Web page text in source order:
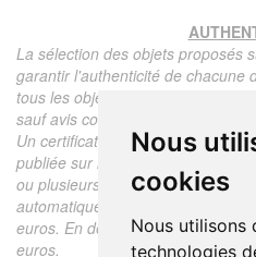
Nous
cookies
Nous utilisons
technologies
La sélection des objets proposés
garantir l'authenticité de chacune
tous les objets proposés sont
sauf avis contraire ou restriction
Un certificat d'authenticité de
publiée sur le site, l'époque, le
ou plusieurs photographies en
automatiquement pour tout objet
euros. En dessous de ce prix
euros.